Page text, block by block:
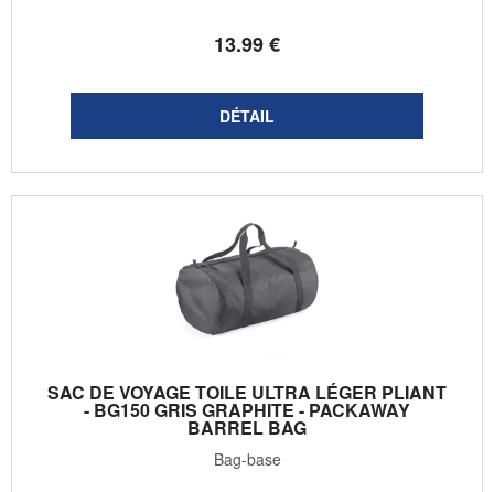
13.99€
SAC DE VOYAGE TOILE ULTRA LÉGER PLIANT
- BG150 GRIS GRAPHITE - PACKAWAY
BARREL BAG
Bag-base